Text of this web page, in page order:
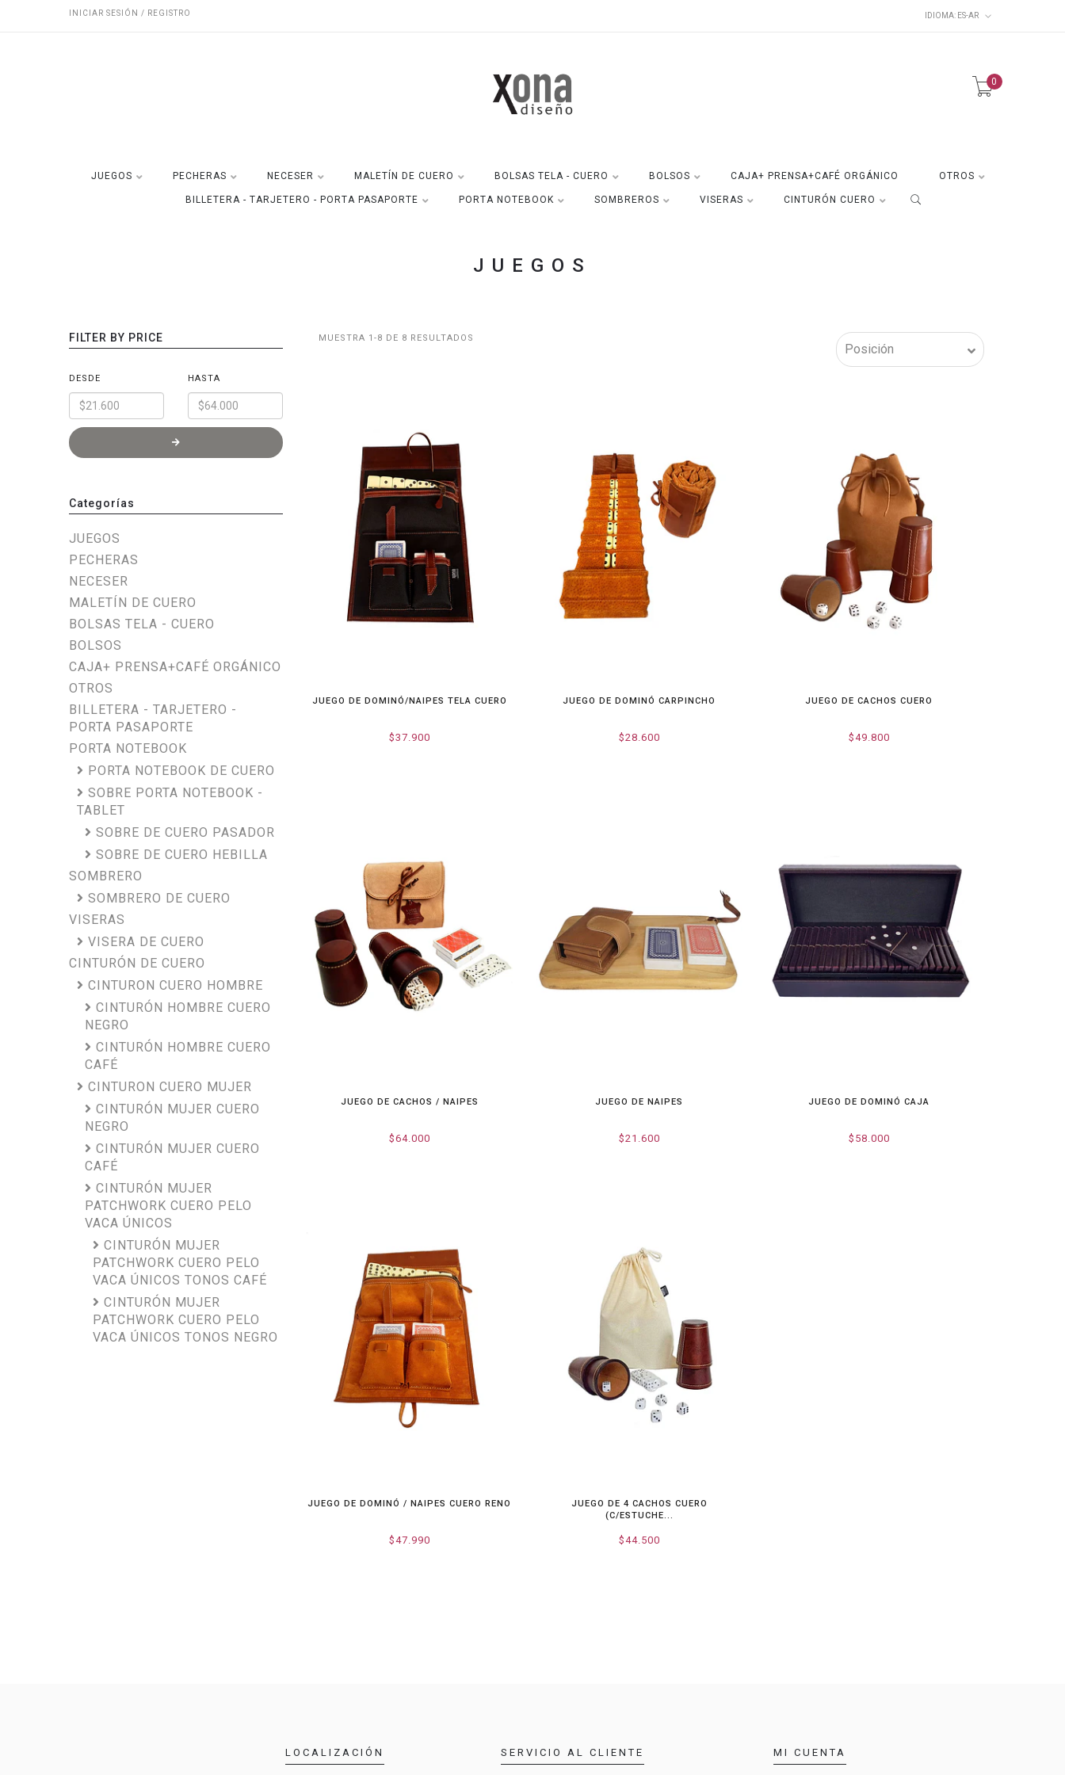
INICIAR SESIÓN / REGISTRO IDIOMA: ES-AR
0
JUEGOS PECHERAS NECESER MALETÍN DE CUERO BOLSAS TELA - CUERO BOLSOS CAJA+ PRENSA+CAFÉ ORGÁNICO OTROS
BILLETERA - TARJETERO - PORTA PASAPORTE PORTA NOTEBOOK SOMBREROS VISERAS CINTURÓN CUERO
JUEGOS
FILTER BY PRICE
DESDE HASTA
Categorías
JUEGOS
PECHERAS
NECESER
MALETÍN DE CUERO
BOLSAS TELA - CUERO
BOLSOS
CAJA+ PRENSA+CAFÉ ORGÁNICO
OTROS
BILLETERA - TARJETERO -
PORTA PASAPORTE
PORTA NOTEBOOK
PORTA NOTEBOOK DE CUERO
SOBRE PORTA NOTEBOOK -
TABLET
SOBRE DE CUERO PASADOR
SOBRE DE CUERO HEBILLA
SOMBRERO
SOMBRERO DE CUERO
VISERAS
VISERA DE CUERO
CINTURÓN DE CUERO
CINTURON CUERO HOMBRE
CINTURÓN HOMBRE CUERO
NEGRO
CINTURÓN HOMBRE CUERO
CAFÉ
CINTURON CUERO MUJER
CINTURÓN MUJER CUERO
NEGRO
CINTURÓN MUJER CUERO
CAFÉ
CINTURÓN MUJER
PATCHWORK CUERO PELO
VACA ÚNICOS
CINTURÓN MUJER
PATCHWORK CUERO PELO
VACA ÚNICOS TONOS CAFÉ
CINTURÓN MUJER
PATCHWORK CUERO PELO
VACA ÚNICOS TONOS NEGRO
MUESTRA 1-8 DE 8 RESULTADOS
JUEGO DE DOMINÓ/NAIPES TELA CUERO
$37.900
JUEGO DE DOMINÓ CARPINCHO
$28.600
JUEGO DE CACHOS CUERO
$49.800
JUEGO DE CACHOS / NAIPES
$64.000
JUEGO DE NAIPES
$21.600
JUEGO DE DOMINÓ CAJA
$58.000
JUEGO DE DOMINÓ / NAIPES CUERO RENO
$47.990
JUEGO DE 4 CACHOS CUERO
(C/ESTUCHE...
$44.500
LOCALIZACIÓN SERVICIO AL CLIENTE MI CUENTA